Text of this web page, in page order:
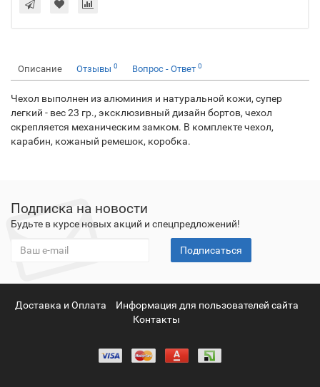
Описание Отзывы 0 Вопрос - Ответ 0
Чехол выполнен из алюминия и натуральной кожи, супер
легкий - вес 23 гр., эксклюзивный дизайн бортов, чехол
скрепляется механическим замком. В комплекте чехол,
карабин, кожаный ремешок, коробка.
Подписка на новости
Будьте в курсе новых акций и спецпредложений!
Подписаться
Доставка и Оплата
Информация для пользователей сайта
Контакты